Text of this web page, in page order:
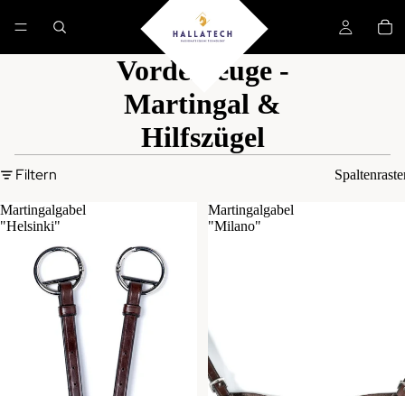
Vorderzeuge -
Martingal &
Hilfszügel
Filtern
Martingalgabel
"Helsinki"
Martingalgabel
"Milano"